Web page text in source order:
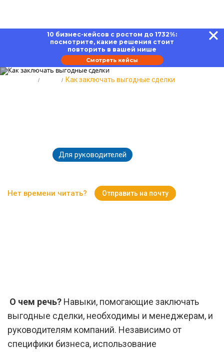
10 бизнес-кейсов с ростом до 1732%:
посмотрите, какие решения стоит
повторить в вашей нише
Смотреть кейсы
Как заключать выгодные сделки
Для руководителей
Нет времени читать? Отправить на почту
О чем речь? Навыки, помогающие заключать
выгодные сделки, необходимы и менеджерам, и
руководителям компаний. Независимо от
специфики бизнеса, использование